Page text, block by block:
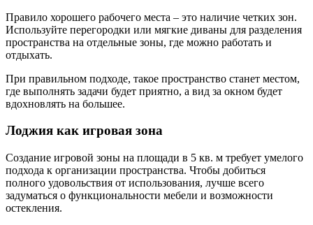
Правило хорошего рабочего места – это наличие четких зон.
Используйте перегородки или мягкие диваны для разделения
пространства на отдельные зоны, где можно работать и
отдыхать.
При правильном подходе, такое пространство станет местом,
где выполнять задачи будет приятно, а вид за окном будет
вдохновлять на большее.
Лоджия как игровая зона
Создание игровой зоны на площади в 5 кв. м требует умелого
подхода к организации пространства. Чтобы добиться
полного удовольствия от использования, лучше всего
задуматься о функциональности мебели и возможности
остекления.